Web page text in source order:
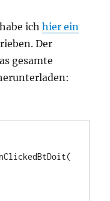
ichhier ein
Der
gesamte